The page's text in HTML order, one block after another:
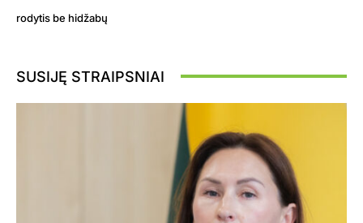
rodytis be hidžabų
SUSIJĘ STRAIPSNIAI